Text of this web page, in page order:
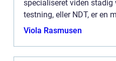
specialiseret viden stadig
testning, eller NDT, er en
at evaluere
Viola Rasmusen